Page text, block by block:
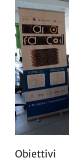
Obiettivi